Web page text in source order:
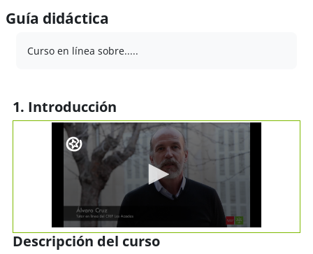
Guía didáctica
Curso en línea sobre.....
1. Introducción
Descripción del curso